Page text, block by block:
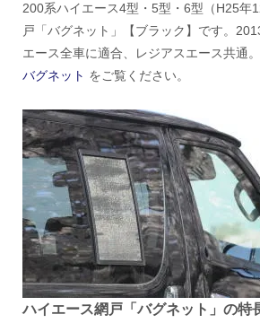
200系ハイエース4型・5型・6型（H25年
戸「バグネット」【ブラック】です。
エース全車に適合、レジアスエース共通
バグネット をご覧ください。
ハイエース網戸「バグネット」の特